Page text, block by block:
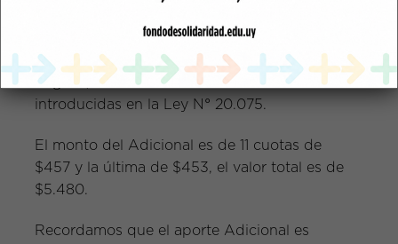
Adicional disminuyó un 25% más y de esta
forma se alcanzó el 50% sobre el valor
original, de acuerdo a las modificaciones
introducidas en la Ley N° 20.075.
El monto del Adicional es de 11 cuotas de
$457 y la última de $453, el valor total es de
$5.480.
Recordamos que el aporte Adicional es